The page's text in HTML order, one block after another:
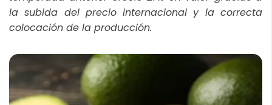
la subida del precio internacional y la correcta
colocación de la producción.